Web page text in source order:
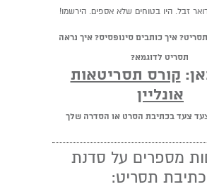
זבל. היו בטוחים שלא אספים. הירשמו!
איך כותבים סינופסיס? איך נראה
תסריט לדוגמא?
קורס תסריטאות
אונליין
צעד בכתיבת הסרט או הסדרה שלך
מספרים על סדנת
כתיבת תסריט: